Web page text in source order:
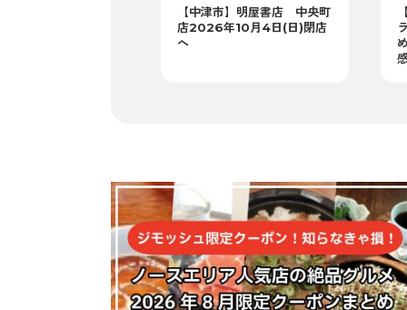
【中津市】明屋書店 中央町
店2026年10月4日(日)閉店
へ